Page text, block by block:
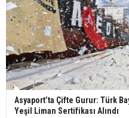
Asyaport’ta Çifte Gurur: Türk
Yeşil Liman Sertifikası Alındı